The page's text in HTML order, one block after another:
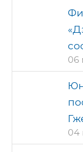
06
04